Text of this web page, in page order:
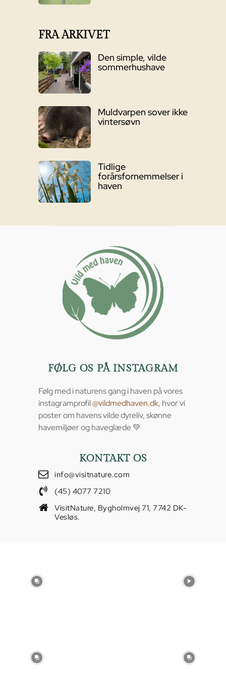
FRA ARKIVET
Den simple, vilde
sommerhushave
Muldvarpen sover ikke
vintersøvn
Tidlige
forårsfornemmelser i
haven
FØLG OS PÅ INSTAGRAM
Følg med i naturens gang i haven på vores
instagramprofil@vildmedhaven.dk, hvor vi
poster om havens vilde dyreliv, skønne
havemiljøer og haveglæde 💚
KONTAKT OS
info@visitnature.com
(45) 4077 7210
VisitNature, Bygholmvej 71, 7742 DK-
Vesløs.